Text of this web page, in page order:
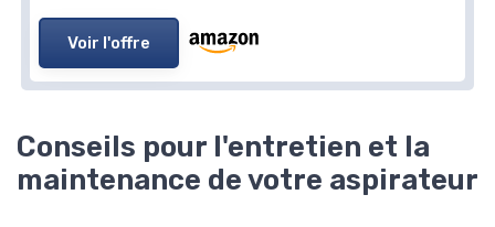
Voir l'offre
Conseils pour l'entretien et la
maintenance de votre aspirateur